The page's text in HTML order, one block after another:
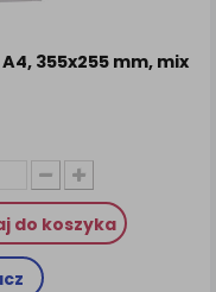
355x255 mm, mix
do koszyka